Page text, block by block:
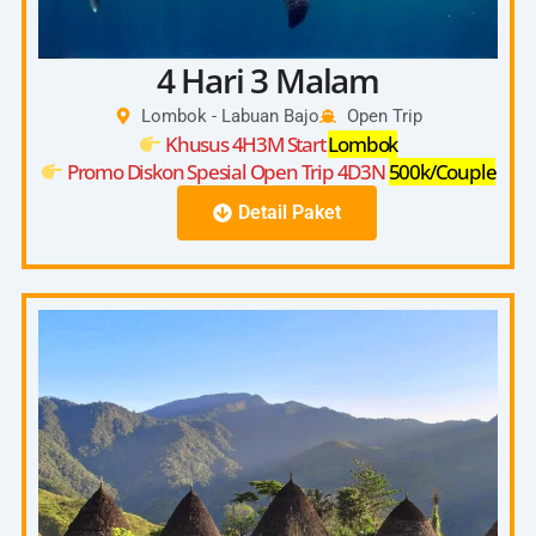
4 Hari 3 Malam
Lombok - Labuan Bajo Open Trip
Khusus 4H3M StartLombok
Promo Diskon Spesial Open Trip 4D3N500k/Couple
Detail Paket
1
Check In On Board 13:00-14:00
Depart From Lombok Harbour 14:00
Kanawa Island Lombok
Day
2
Saleh Bay Whaleshark
Savana Beach